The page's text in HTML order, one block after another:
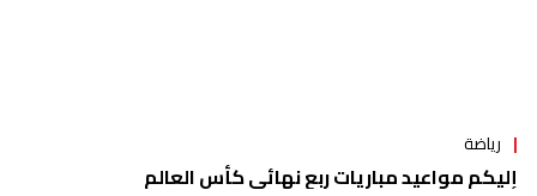
رياضة
إليكم مواعيد مباريات ربع نهائي كأس العالم